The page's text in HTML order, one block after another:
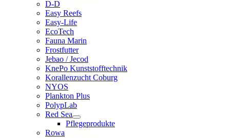
D-D
Easy Reefs
Easy-Life
EcoTech
Fauna Marin
Frostfutter
Jebao / Jecod
KnePo Kunststofftechnik
Korallenzucht Coburg
NYOS
Plankton Plus
PolypLab
Red Sea
Pflegeprodukte
Rowa